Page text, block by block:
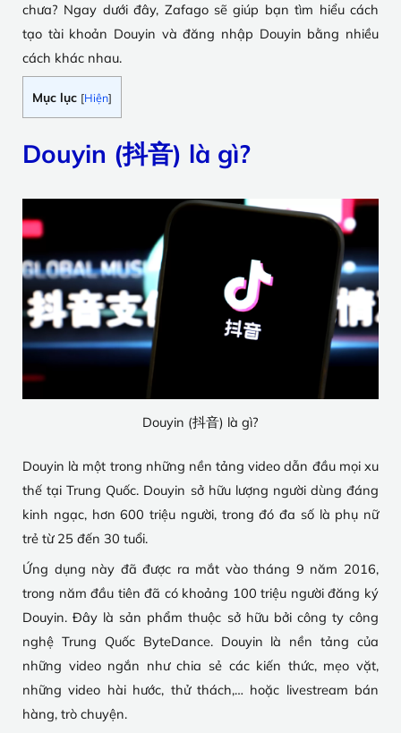
chưa? Ngay dưới đây, Zafago sẽ giúp bạn tìm hiểu cách
tạo tài khoản Douyin và đăng nhập Douyin bằng nhiều
cách khác nhau.
Mục lục [Hiện]
Douyin (抖音) là gì?
Douyin (抖音) là gì?
Douyin là một trong những nền tảng video dẫn đầu mọi xu
thế tại Trung Quốc. Douyin sở hữu lượng người dùng đáng
kinh ngạc, hơn 600 triệu người, trong đó đa số là phụ nữ
trẻ từ 25 đến 30 tuổi.
Ứng dụng này đã được ra mắt vào tháng 9 năm 2016,
trong năm đầu tiên đã có khoảng 100 triệu người đăng ký
Douyin. Đây là sản phẩm thuộc sở hữu bởi công ty công
nghệ Trung Quốc ByteDance. Douyin là nền tảng của
những video ngắn như chia sẻ các kiến thức, mẹo vặt,
những video hài hước, thử thách,… hoặc livestream bán
hàng, trò chuyện.